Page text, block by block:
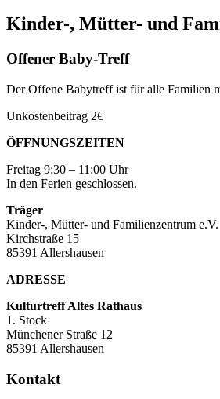
Kinder-, Mütter- und
Offener Baby-Treff
Der Offene Babytreff ist für alle Familien
Unkostenbeitrag 2€
ÖFFNUNGSZEITEN
Freitag 9:30 – 11:00 Uhr
In den Ferien geschlossen.
Träger
Kinder-, Mütter- und Familienzentrum e.V.
Kirchstraße 15
85391 Allershausen
ADRESSE
Kulturtreff Altes Rathaus
1. Stock
Münchener Straße 12
85391 Allershausen
Kontakt